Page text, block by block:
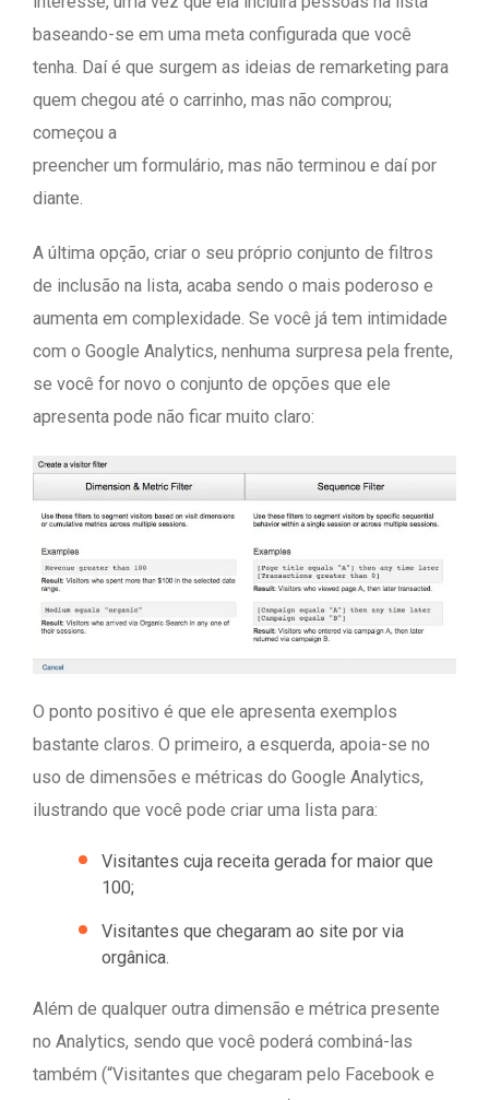
baseando-se em uma meta configurada que você
tenha. Daí é que surgem as ideias de remarketing para
quem chegou até o carrinho, mas não comprou;
começou a
preencher um formulário, mas não terminou e daí por
diante.
A última opção, criar o seu próprio conjunto de filtros
de inclusão na lista, acaba sendo o mais poderoso e
aumenta em complexidade. Se você já tem intimidade
com o Google Analytics, nenhuma surpresa pela frente,
se você for novo o conjunto de opções que ele
apresenta pode não ficar muito claro:
O ponto positivo é que ele apresenta exemplos
bastante claros. O primeiro, a esquerda, apoia-se no
uso de dimensões e métricas do Google Analytics,
ilustrando que você pode criar uma lista para:
Visitantes cuja receita gerada for maior que
100;
Visitantes que chegaram ao site por via
orgânica.
Além de qualquer outra dimensão e métrica presente
no Analytics, sendo que você poderá combiná-las
também (“Visitantes que chegaram pelo Facebook e